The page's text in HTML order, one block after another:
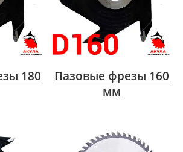
180
Пазовые фрезы 160
мм